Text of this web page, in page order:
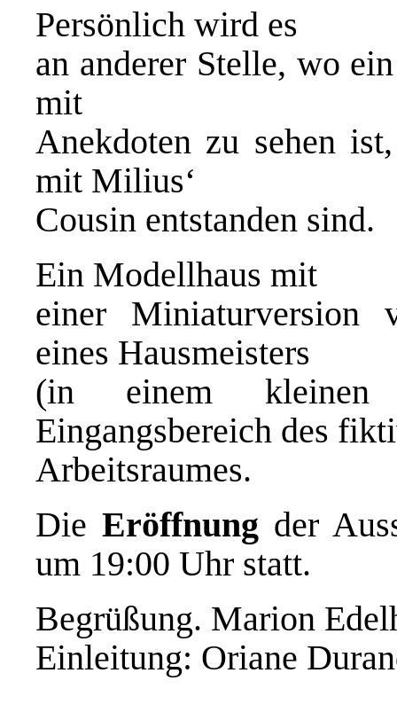
Persönlich wird es
an anderer Stelle, wo
mit
Anekdoten zu sehen
mit Milius‘
Cousin entstanden sind.
Ein Modellhaus mit
einer Miniaturversion
eines Hausmeisters
(in einem kleinen
Eingangsbereich des
Arbeitsraumes.
Die Eröffnung der
um 19:00 Uhr statt.
Begrüßung. Marion
Einleitung: Oriane